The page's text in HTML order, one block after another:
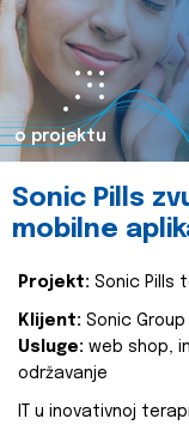
o projektu
Sonic Pills
mobilne
Projekt: Sonic Pills
Klijent: Sonic Group
Usluge: web shop,
održavanje
IT u inovativnoj